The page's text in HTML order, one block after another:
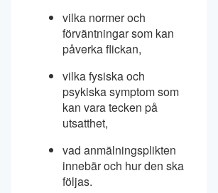
vilka normer och
förväntningar som kan
påverka flickan,
vilka fysiska och
psykiska symptom som
kan vara tecken på
utsatthet,
vad anmälningsplikten
innebär och hur den ska
följas.